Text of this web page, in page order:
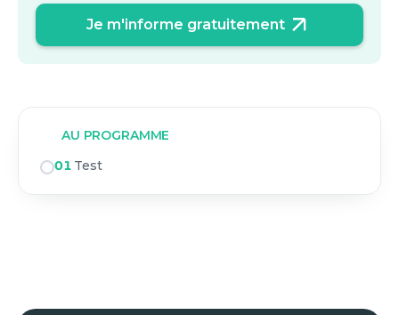
Je m'informe gratuitement
AU PROGRAMME
01 Test